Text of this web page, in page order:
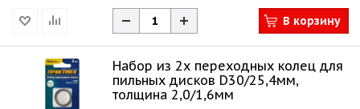
В корзину
Набор из 2х переходных колец для
пильных дисков D30/25,4мм,
толщина 2,0/1,6мм